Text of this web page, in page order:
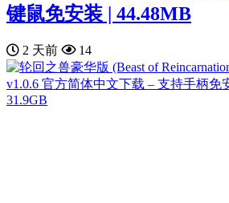
键鼠免安装 | 44.48MB
2 天前 14